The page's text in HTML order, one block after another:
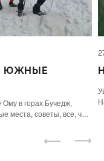
ЮЖНЫЕ
Ому в горах Бучедж,
места, советы, все, что